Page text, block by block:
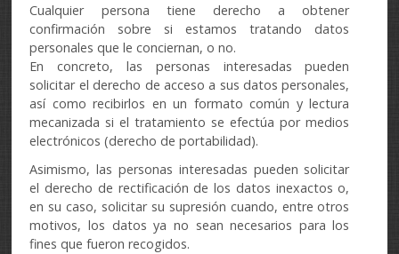
Cualquier persona tiene derecho a obtener
confirmación sobre si estamos tratando datos
personales que le conciernan, o no.
En concreto, las personas interesadas pueden
solicitar el derecho de acceso a sus datos personales,
así como recibirlos en un formato común y lectura
mecanizada si el tratamiento se efectúa por medios
electrónicos (derecho de portabilidad).
Asimismo, las personas interesadas pueden solicitar
el derecho de rectificación de los datos inexactos o,
en su caso, solicitar su supresión cuando, entre otros
motivos, los datos ya no sean necesarios para los
fines que fueron recogidos.